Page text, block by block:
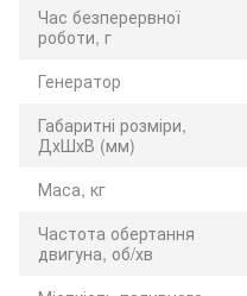
Час безперервної
роботи, г
Генератор
Габаритні розміри,
ДхШхВ (мм)
Маса, кг
Частота обертання
двигуна, об/хв